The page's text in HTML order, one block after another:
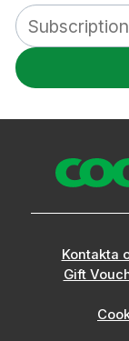
Kontakta
Gift